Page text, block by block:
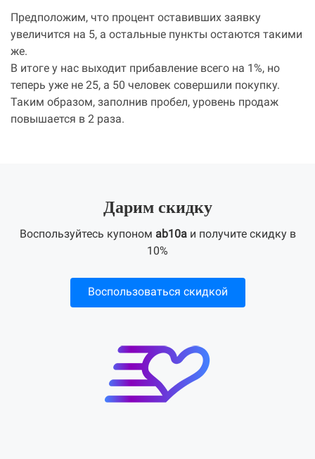
Предположим, что процент оставивших заявку
увеличится на 5, а остальные пункты остаются такими
же.
В итоге у нас выходит прибавление всего на 1%, но
теперь уже не 25, а 50 человек совершили покупку.
Таким образом, заполнив пробел, уровень продаж
повышается в 2 раза.
Дарим скидку
Воспользуйтесь купоном ab10aи получите скидку в
10%
Воспользоваться скидкой